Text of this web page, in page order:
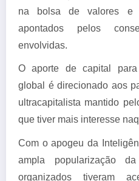
na bolsa de valores e
apontados pelos
envolvidas.
O aporte de capital
global é direcionado aos
ultracapitalista mantido
que tiver mais interesse
Com o apogeu da
ampla popularização
organizados tiveram